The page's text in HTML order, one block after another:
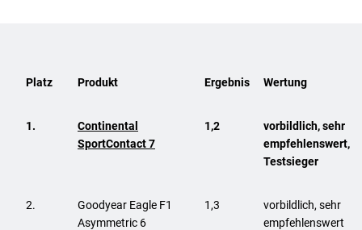
Platz Produkt Ergebnis Wertung
1.
Continental
SportContact 7
1,2
vorbildlich, sehr
empfehlenswert,
Testsieger
2.
Goodyear Eagle F1
Asymmetric 6
1,3
vorbildlich, sehr
empfehlenswert